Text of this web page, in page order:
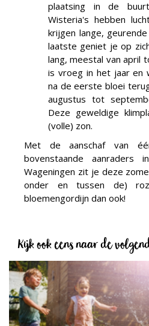
plaatsing in de
Wisteria's hebben
krijgen lange,
laatste geniet je op
lang, meestal van april
is vroeg in het jaar en
na de eerste bloei
augustus tot
Deze geweldige
(volle) zon.
Met de aanschaf van
bovenstaande aanraders
Wageningen zit je deze
onder en tussen de)
bloemengordijn dan ook!
Kijk ook eens naar de